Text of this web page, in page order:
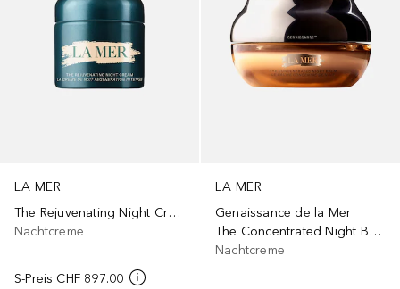
LA MER
The Rejuvenating Night Cream
Nachtcreme
S-Preis CHF 897.00
LA MER
Genaissance de la Mer
The Concentrated Night Balm
Nachtcreme